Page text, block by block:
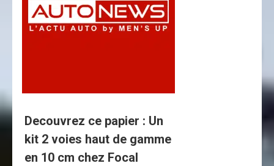
Decouvrez ce papier : Un
kit 2 voies haut de gamme
en 10 cm chez Focal